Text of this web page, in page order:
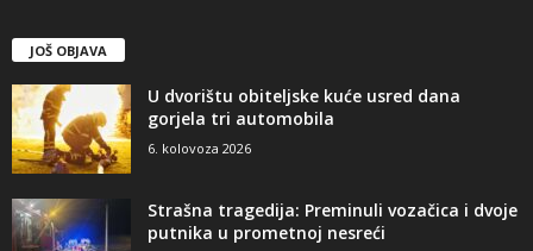
JOŠ OBJAVA
U dvorištu obiteljske kuće usred dana
gorjela tri automobila
6. kolovoza 2026
Strašna tragedija: Preminuli vozačica i dvoje
putnika u prometnoj nesreći